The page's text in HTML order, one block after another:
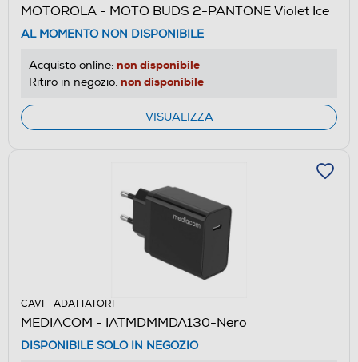
MOTOROLA - MOTO BUDS 2-PANTONE Violet Ice
AL MOMENTO NON DISPONIBILE
Acquisto online: non disponibile
Ritiro in negozio: non disponibile
VISUALIZZA
CAVI - ADATTATORI
MEDIACOM - IATMDMMDA130-Nero
DISPONIBILE SOLO IN NEGOZIO